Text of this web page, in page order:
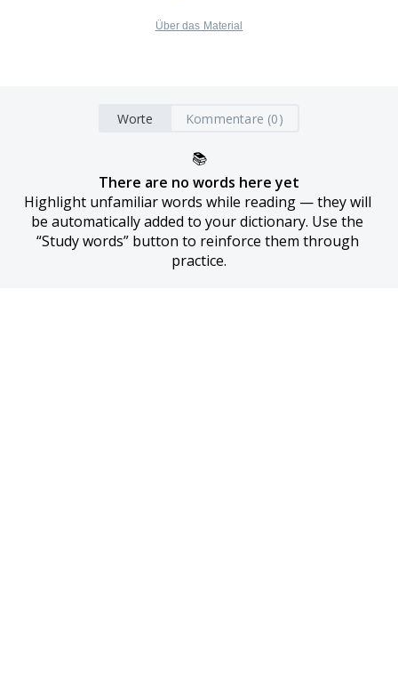
Über das Material
Worte Kommentare (0)
📚
There are no words here yet
Highlight unfamiliar words while reading — they will
be automatically added to your dictionary. Use the
“Study words” button to reinforce them through
practice.